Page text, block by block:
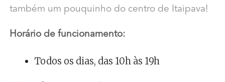
também um pouquinho do centro de Itaipava!
Horário de funcionamento:
Todos os dias, das 10h às 19h